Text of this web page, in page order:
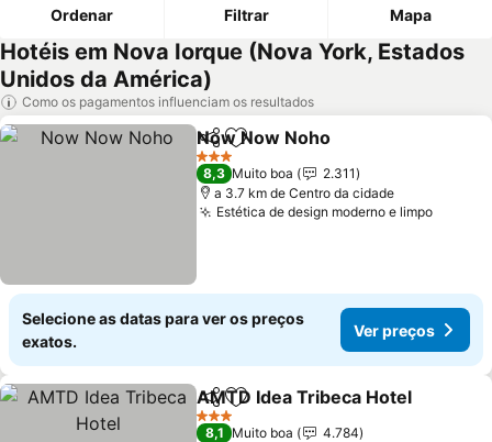
Ordenar Filtrar Mapa
Hotéis em Nova Iorque (Nova York, Estados
Unidos da América)
Como os pagamentos influenciam os resultados
PartilharAdicionar aos favoritos
Now Now Noho
3 Estrelas
8,3 Muito boa
2.311
a 3.7 km de Centro da cidade
Estética de design moderno e limpoVer
Selecione as datas para ver os preços
exatos.
Ver preços
PartilharAdicionar aos favoritos
AMTD Idea Tribeca Hotel
3 Estrelas
8,1 Muito boa
4.784